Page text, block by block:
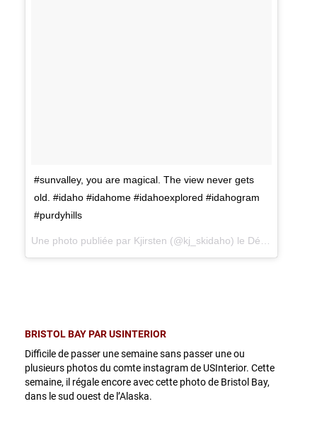
#sunvalley, you are magical. The view never gets
old. #idaho #idahome #idahoexplored #idahogram
#purdyhills
Une photo publiée par Kjirsten (@kj_skidaho) le Déc. 12, 2014 at 5:52 PST
BRISTOL BAY PAR USINTERIOR
Difficile de passer une semaine sans passer une ou
plusieurs photos du comte instagram de USInterior. Cette
semaine, il régale encore avec cette photo de Bristol Bay,
dans le sud ouest de l’Alaska.